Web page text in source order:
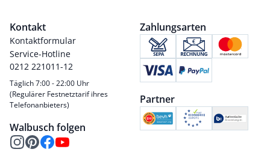
Kontakt
Kontaktformular
Service-Hotline
0212 221011-12
Täglich 7:00 - 22:00 Uhr
(Regulärer Festnetztarif ihres
Telefonanbieters)
Walbusch folgen
Zahlungsarten
Partner